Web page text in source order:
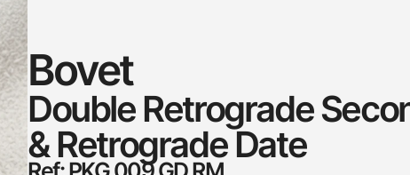
Bovet
Double Retrograde
& Retrograde Date